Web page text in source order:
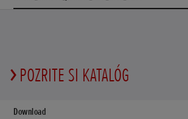
POZRITE SI KATALÓG
Download